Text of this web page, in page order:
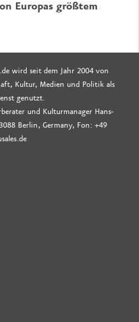
Europas größtem
wird seit dem Jahr 2004 von
Kultur, Medien und Politik als
genutzt.
und Kulturmanager Hans-
Berlin, Germany, Fon: +49